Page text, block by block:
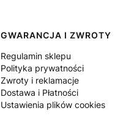
GWARANCJA I ZWROTY
Regulamin sklepu
Polityka prywatności
Zwroty i reklamacje
Dostawa i Płatności
Ustawienia plików cookies